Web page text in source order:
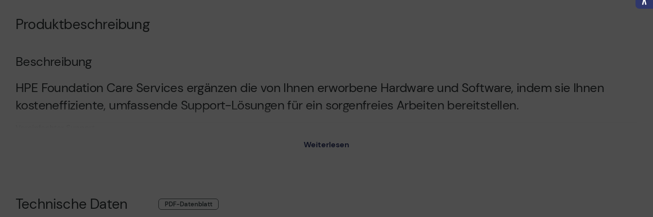
Produktbeschreibung
Beschreibung
HPE Foundation Care Services ergänzen die von Ihnen erworbene Hardware und Software, indem sie Ihnen
kosteneffiziente, umfassende Support-Lösungen für ein sorgenfreies Arbeiten bereitstellen.
Vereinfachter Support
Weiterlesen
Technische Daten PDF-Datenblatt